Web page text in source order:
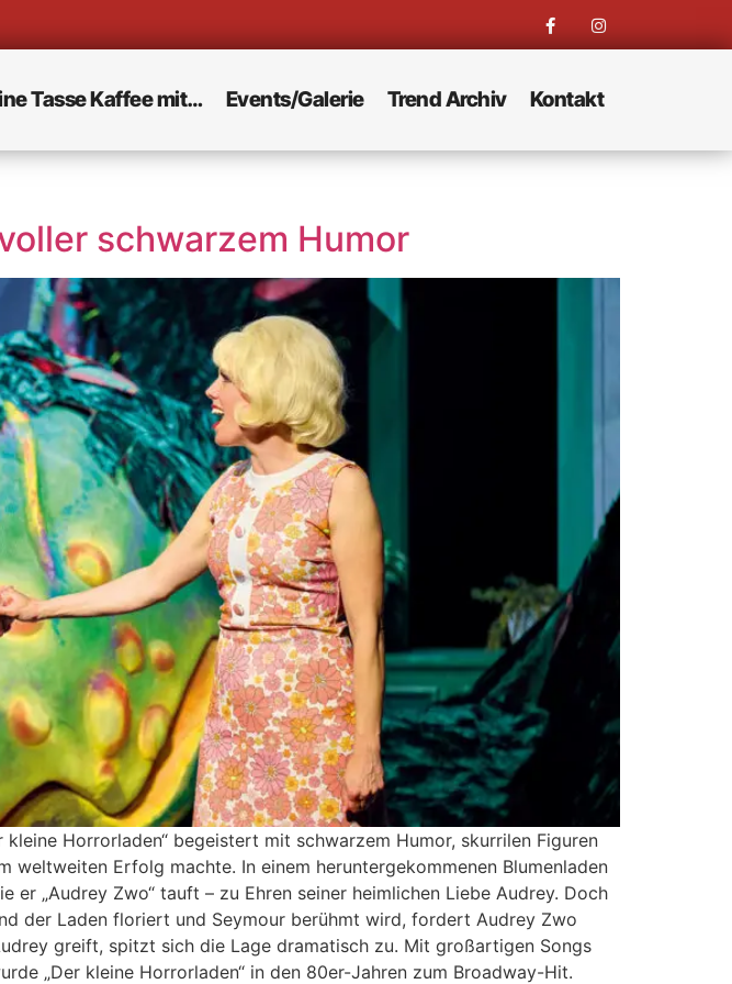
Tasse Kaffee mit… Events/Galerie Trend Archiv Kontakt
schwarzem Humor
Horrorladen“ begeistert mit schwarzem Humor, skurrilen Figuren
Erfolg machte. In einem heruntergekommenen Blumenladen
„Audrey Zwo“ tauft – zu Ehren seiner heimlichen Liebe Audrey. Doch
der Laden floriert und Seymour berühmt wird, fordert Audrey Zwo
greift, spitzt sich die Lage dramatisch zu. Mit großartigen Songs
„Der kleine Horrorladen“ in den 80er-Jahren zum Broadway-Hit.